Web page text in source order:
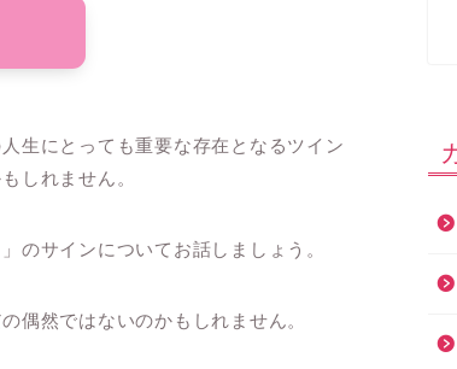
生にとっても重要な存在となるツイン
しれません。
のサインについてお話しましょう。
偶然ではないのかもしれません。